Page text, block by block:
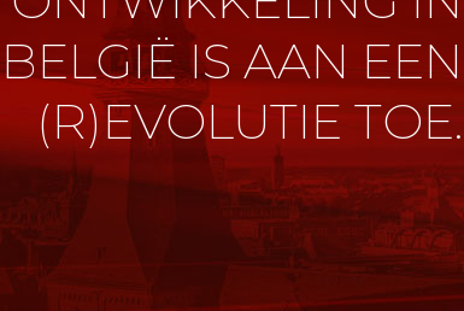
BELGIË IS AAN EEN
(R)EVOLUTIE TOE.